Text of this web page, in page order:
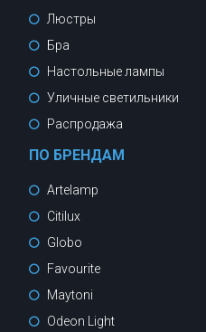
Люстры
Бра
Настольные лампы
Уличные светильники
Распродажа
ПО БРЕНДАМ
Artelamp
Citilux
Globo
Favourite
Maytoni
Odeon Light